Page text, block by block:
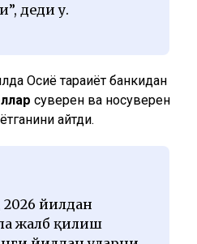
деди у.
Осиё тараққиёт банкидан
суверен ва носуверен
айтди.
2026 йилдан
жалб қилиш